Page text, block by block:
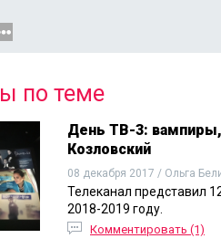
по теме
День ТВ-3:
Козловский
08 декабря 2017 / Ольга
Телеканал представил
2018-2019 году.
Комментировать (1)